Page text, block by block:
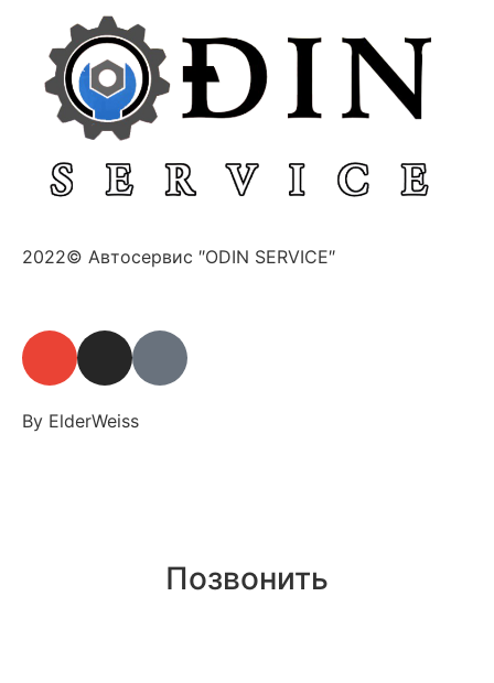
2022© Автосервис ″ODIN SERVICE″
By ElderWeiss
Позвонить